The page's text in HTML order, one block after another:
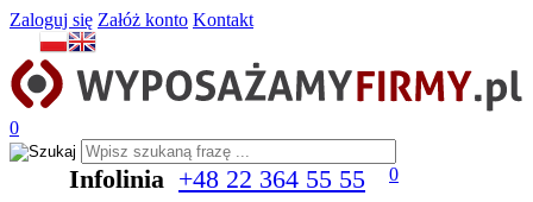
Zaloguj się Załóż konto Kontakt
0
Infolinia +48 22 364 55 55
0